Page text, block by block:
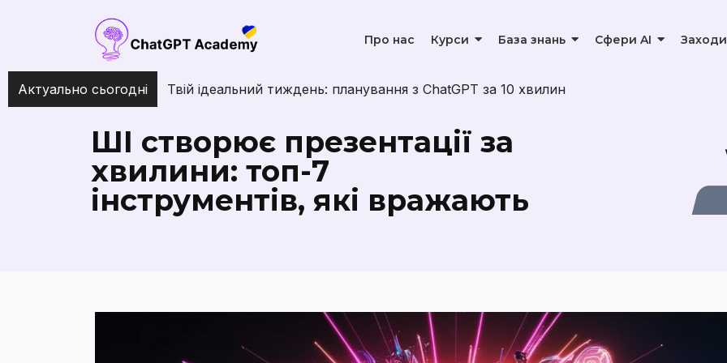
Про нас Курси База знань Сфери AI Заходи
Актуально сьогодні
ШІ створює презентації за
хвилини: топ-7
інструментів, які вражають